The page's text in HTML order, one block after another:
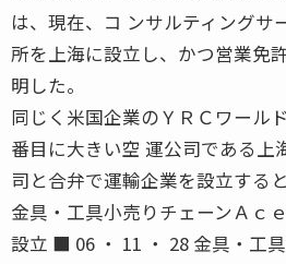
は、現在、コ ンサルティングサ
所を上海に設立し、かつ営業免
明した。
同じく米国企業のＹＲＣワール
番目に大きい空 運公司である上
司と合弁で運輸企業を設立する
金具・工具小売りチェーンＡｃ
設立 ■ 06 ・ 11 ・ 28 金具・工